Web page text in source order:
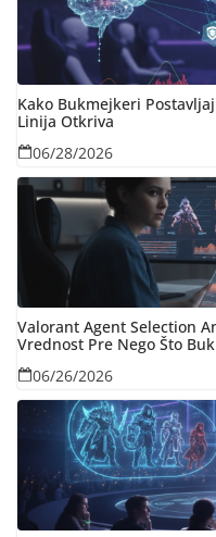
Kako Bukmejkeri
Linija Otkriva
06/28/2026
Valorant Agent Selection
Vrednost Pre Nego Što
06/26/2026